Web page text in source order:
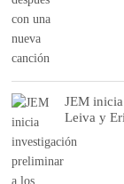
JEM
Leiva y